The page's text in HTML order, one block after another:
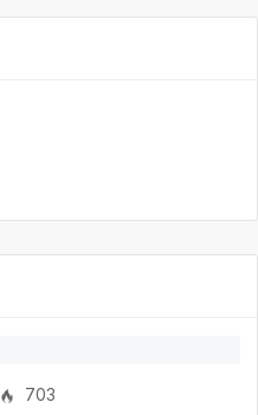
703